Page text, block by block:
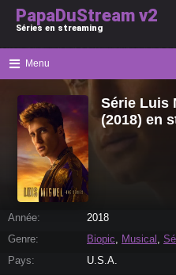
PapaDuStream v2
Séries en streaming
Menu
Série Luis
(2018) en
Année:
2018
Genre:
Biopic, Musical ,
Pays:
U.S.A.